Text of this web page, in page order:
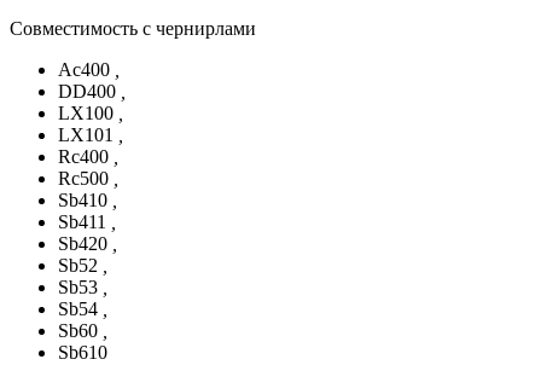
Совместимость с чернирлами
Ac400
DD400
LX100
LX101
Rc400
Rc500
Sb410
Sb411
Sb420
Sb52
Sb53
Sb54
Sb60
Sb610